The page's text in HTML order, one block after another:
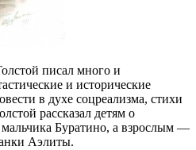
писал много и
и исторические
в духе соцреализма, стихи
рассказал детям о
Буратино, а взрослым —
Аэлиты.